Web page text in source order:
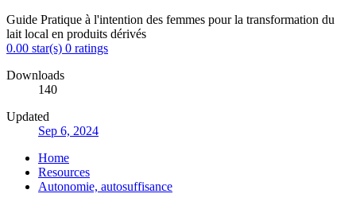
Guide Pratique à l'intention des femmes pour la transformation du
lait local en produits dérivés
0.00 star(s) 0 ratings
Downloads
140
Updated
Sep 6, 2024
Home
Resources
Autonomie, autosuffisance